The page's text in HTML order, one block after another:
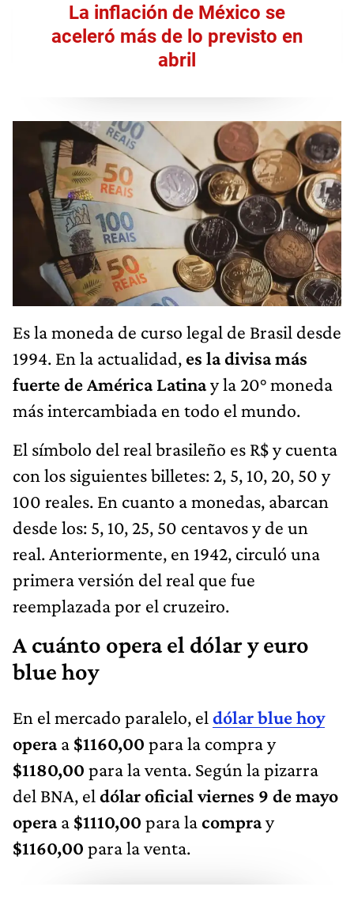
La inflación de México se
aceleró más de lo previsto en
abril
Es la moneda de curso legal de Brasil desde
1994. En la actualidad, es la divisa más
fuerte de América Latinay la 20° moneda
más intercambiada en todo el mundo.
El símbolo del real brasileño es R$ y cuenta
con los siguientes billetes: 2, 5, 10, 20, 50 y
100 reales. En cuanto a monedas, abarcan
desde los: 5, 10, 25, 50 centavos y de un
real. Anteriormente, en 1942, circuló una
primera versión del real que fue
reemplazada por el cruzeiro.
A cuánto opera el dólar y euro
blue hoy
En el mercado paralelo, el dólar blue hoy
operaa $1160,00 para la compra y
$1180,00 para la venta. Según la pizarra
del BNA, el dólar oficial viernes 9 de mayo
operaa $1110,00 para lacompray
$1160,00 para la venta.